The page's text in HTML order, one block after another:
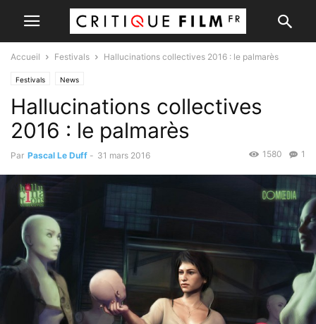
Accueil Festivals Hallucinations collectives 2016 : le palmarès
Festivals News
Hallucinations collectives
2016 : le palmarès
Par Pascal Le Duff - 31 mars 2016 1
1580